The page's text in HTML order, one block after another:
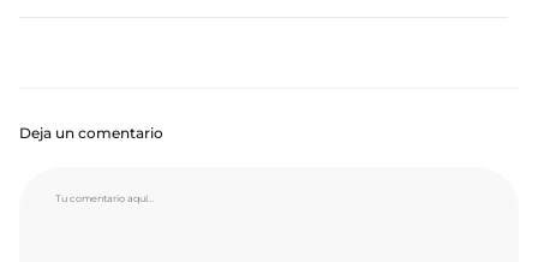
Deja un comentario